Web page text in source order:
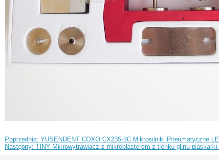
Poprzednia: YUSENDENT COXO CX235-3C Mikrosilniki Pneumatyczne
Następny: TINY Mikrowytrawiacz z mikroblasterem z tlenku glinu